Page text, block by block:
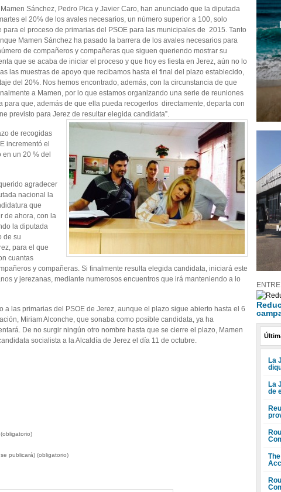
Sánchez, Pedro Pica y Javier Caro, han anunciado que la diputada
el 20% de los avales necesarios, un número superior a 100, solo
el proceso de primarias del PSOE para las municipales de 2015. Tanto
Mamen Sánchez ha pasado la barrera de los avales necesarios para
de compañeros y compañeras que siguen queriendo mostrar su
que se acaba de iniciar el proceso y que hoy es fiesta en Jerez, aún no lo
las muestras de apoyo que recibamos hasta el final del plazo establecido,
del 20%. Nos hemos encontrado, además, con la circunstancia de que
a Mamen, por lo que estamos organizando una serie de reuniones
para que, además de que ella pueda recogerlos directamente, departa con
previsto para Jerez de resultar elegida candidata”.
de recogidas
incrementó el
un 20 % del
agradecer
nacional la
que
de ahora, con la
la diputada
de su
para el que
cuantas
y compañeras. Si finalmente resulta elegida candidata, iniciará este
y jerezanas, mediante numerosos encuentros que irá manteniendo a lo
a las primarias del PSOE de Jerez, aunque el plazo sigue abierto hasta el 6
Miriam Alconche, que sonaba como posible candidata, ya ha
De no surgir ningún otro nombre hasta que se cierre el plazo, Mamen
socialista a la Alcaldía de Jerez el día 11 de octubre.
publicará) (obligatorio)
La
La
de